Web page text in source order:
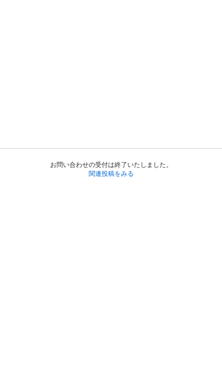
お問い合わせの受付は終了いたしました。
関連投稿をみる